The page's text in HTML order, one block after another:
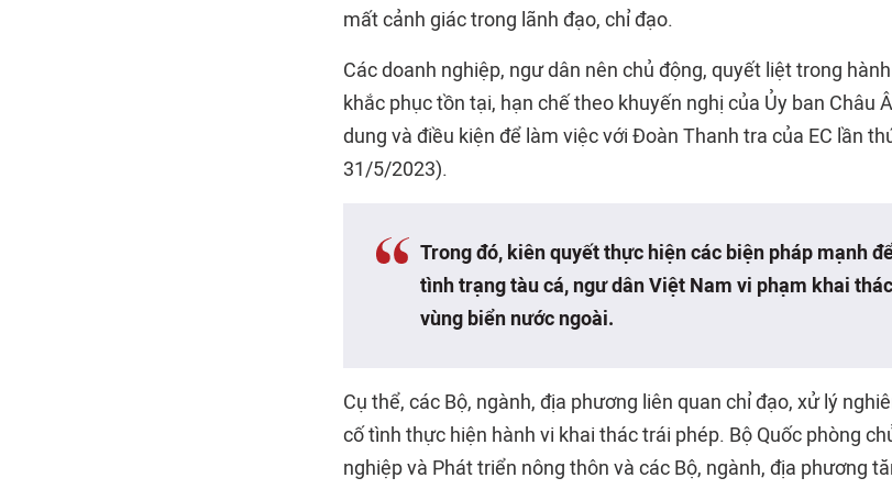
mất cảnh giác trong lãnh đạo, chỉ đạo.
Các doanh nghiệp, ngư dân nên chủ động, quyết liệt trong
khắc phục tồn tại, hạn chế theo khuyến nghị của Ủy ban Châu
dung và điều kiện để làm việc với Đoàn Thanh tra của EC lần
31/5/2023).
Trong đó, kiên quyết thực hiện các biện pháp mạnh
tình trạng tàu cá, ngư dân Việt Nam vi phạm khai
vùng biển nước ngoài.
Cụ thể, các Bộ, ngành, địa phương liên quan chỉ đạo, xử lý
cố tình thực hiện hành vi khai thác trái phép. Bộ Quốc phòng
nghiệp và Phát triển nông thôn và các Bộ, ngành, địa phương